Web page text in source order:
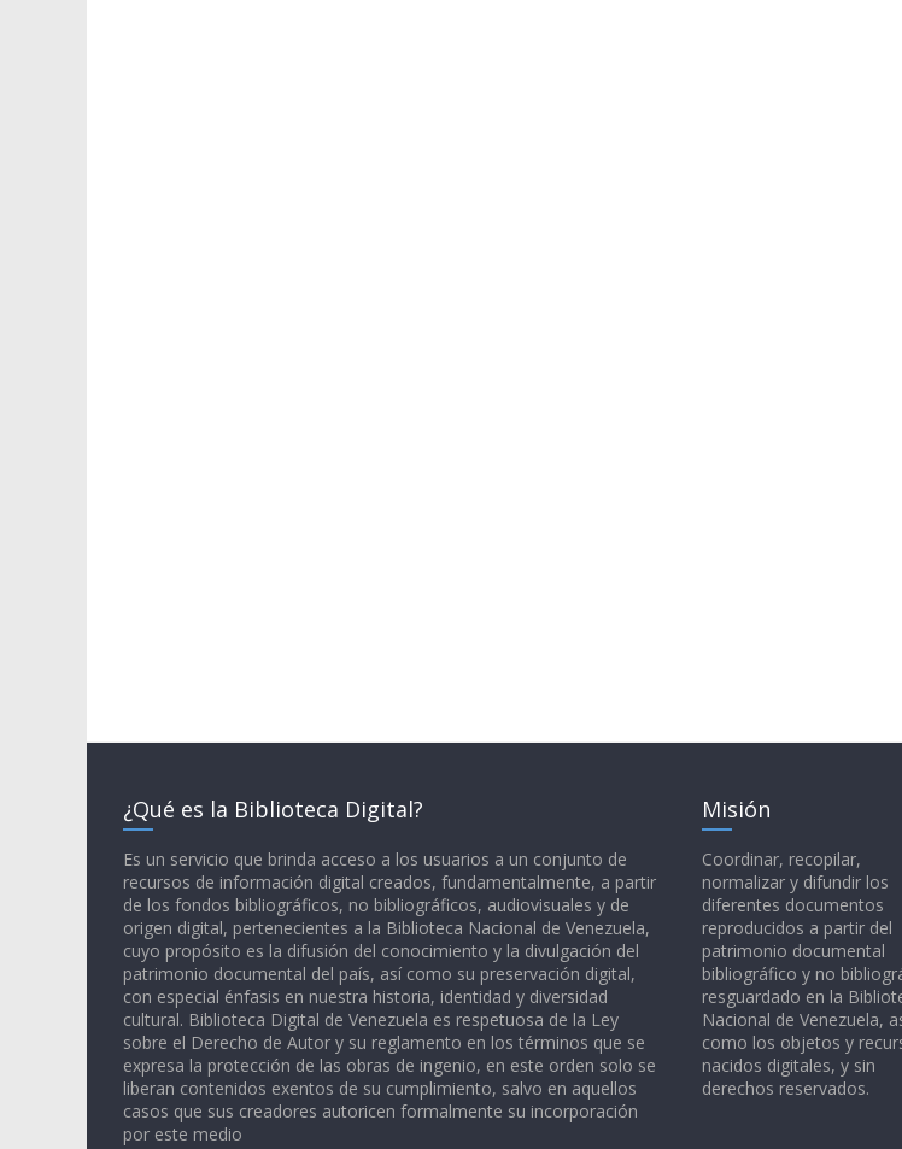
¿Qué es la Biblioteca Digital?
Es un servicio que brinda acceso a los usuarios a un conjunto de
recursos de información digital creados, fundamentalmente, a partir
de los fondos bibliográficos, no bibliográficos, audiovisuales y de
origen digital, pertenecientes a la Biblioteca Nacional de Venezuela,
cuyo propósito es la difusión del conocimiento y la divulgación del
patrimonio documental del país, así como su preservación digital,
con especial énfasis en nuestra historia, identidad y diversidad
cultural. Biblioteca Digital de Venezuela es respetuosa de la Ley
sobre el Derecho de Autor y su reglamento en los términos que se
expresa la protección de las obras de ingenio, en este orden solo se
liberan contenidos exentos de su cumplimiento, salvo en aquellos
casos que sus creadores autoricen formalmente su incorporación
por este medio
Misión
Coordinar, recopilar,
normalizar y difundir los
diferentes documentos
reproducidos a partir del
patrimonio documental
bibliográfico y no
resguardado en la
Nacional de Venezuela,
como los objetos y
nacidos digitales, y sin
derechos reservados.